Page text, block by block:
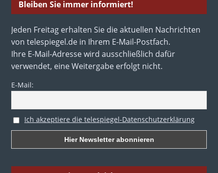
Bleiben Sie immer informiert!
Jeden Freitag erhalten Sie die aktuellen Nachrichten
von telespiegel.de in Ihrem E-Mail-Postfach.
Ihre E-Mail-Adresse wird ausschließlich dafür
verwendet, eine Weitergabe erfolgt nicht.
E-Mail:
Ich akzeptiere die telespiegel-Datenschutzerklärung